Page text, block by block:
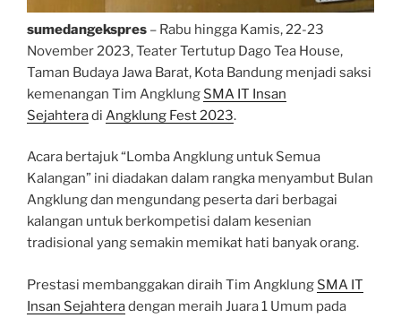
sumedangekspres – Rabu hingga Kamis, 22-23
November 2023, Teater Tertutup Dago Tea House,
Taman Budaya Jawa Barat, Kota Bandung menjadi saksi
kemenangan Tim Angklung SMA IT Insan
Sejahteradi Angklung Fest 2023.
Acara bertajuk “Lomba Angklung untuk Semua
Kalangan” ini diadakan dalam rangka menyambut Bulan
Angklung dan mengundang peserta dari berbagai
kalangan untuk berkompetisi dalam kesenian
tradisional yang semakin memikat hati banyak orang.
Prestasi membanggakan diraih Tim Angklung SMA IT
Insan Sejahteradengan meraih Juara 1 Umum pada